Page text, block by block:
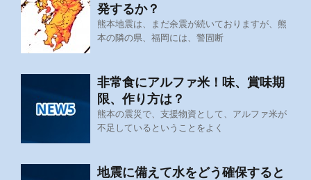
発するか？
熊本地震は、まだ余震が続いておりますが、熊
本の隣の県、福岡には、警固断
非常食にアルファ米！味、賞味期
限、作り方は？
熊本の震災で、支援物資として、アルファ米が
不足しているということをよく
地震に備えて水をどう確保すると